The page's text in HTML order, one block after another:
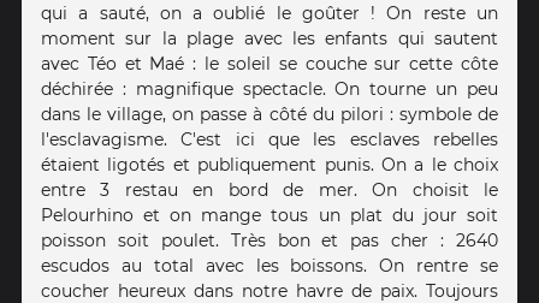
qui a sauté, on a oublié le goûter ! On reste un
moment sur la plage avec les enfants qui sautent
avec Téo et Maé : le soleil se couche sur cette côte
déchirée : magnifique spectacle. On tourne un peu
dans le village, on passe à côté du pilori : symbole de
l'esclavagisme. C'est ici que les esclaves rebelles
étaient ligotés et publiquement punis. On a le choix
entre 3 restau en bord de mer. On choisit le
Pelourhino et on mange tous un plat du jour soit
poisson soit poulet. Très bon et pas cher : 2640
escudos au total avec les boissons. On rentre se
coucher heureux dans notre havre de paix. Toujours